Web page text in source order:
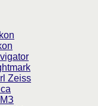
Zeiss